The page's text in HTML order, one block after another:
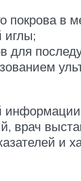
покрова в
иглы;
для
врач
и